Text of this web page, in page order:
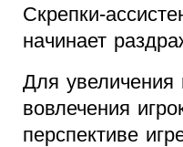
Скрепки-
начинает
Для увеличения
вовлечения
перспективе